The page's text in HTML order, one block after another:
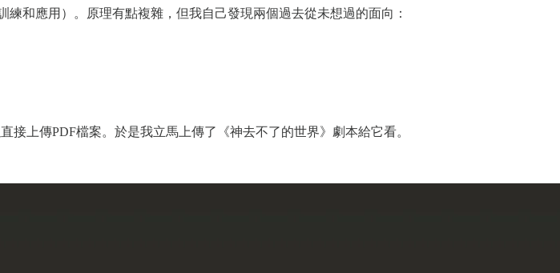
和應用）。原理有點複雜，但我自己發現兩個過去從未想過的面向：
接上傳PDF檔案。於是我立馬上傳了《神去不了的世界》劇本給它看。